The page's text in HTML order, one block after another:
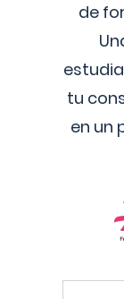
de
tu
en un